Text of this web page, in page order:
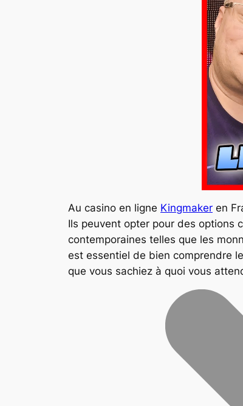
Au casino en ligne Kingmaker en
Ils peuvent opter pour des options
contemporaines telles que les
est essentiel de bien comprendre
que vous sachiez à quoi vous